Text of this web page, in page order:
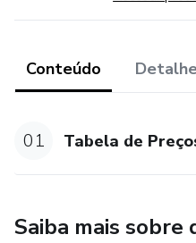
Conteúdo
01 Tabela de
Saiba mais sobre